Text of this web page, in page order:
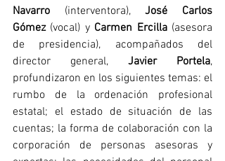
Navarro (interventora), José Carlos
Gómez (vocal) y Carmen Ercilla (asesora
de presidencia), acompañados del
director general, Javier Portela,
profundizaron en los siguientes temas: el
rumbo de la ordenación profesional
estatal; el estado de situación de las
cuentas; la forma de colaboración con la
corporación de personas asesoras y